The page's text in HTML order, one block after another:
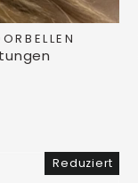
Reduziert